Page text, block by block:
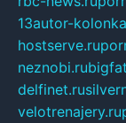
13autor-
hostserve.ru
neznobi.ru
delfinet.ru
velotrenajery.ru